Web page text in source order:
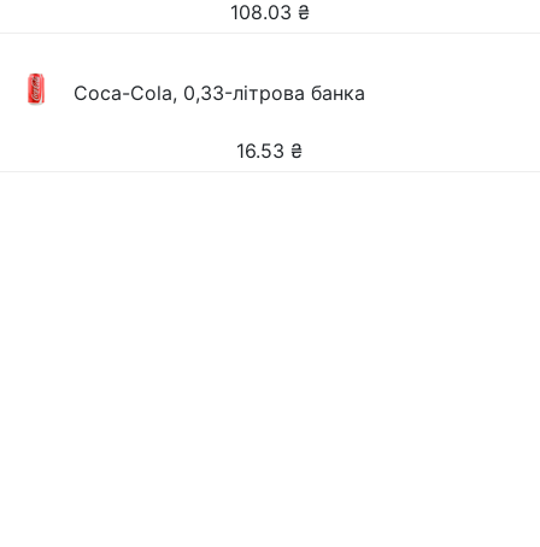
108.03 ₴
Coca-Cola, 0,33-літрова банка
16.53 ₴